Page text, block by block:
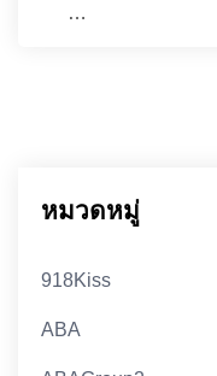
…
หมวดหมู่
918Kiss
ABA